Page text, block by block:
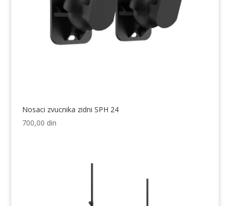
Nosaci zvucnika zidni SPH 24
700,00 din